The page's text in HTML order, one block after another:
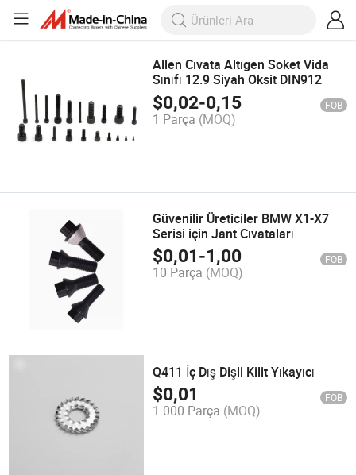
Allen Cıvata Altıgen Soket Vida
Sınıfı 12.9 Siyah Oksit DIN912
$0,02-0,15 FOB
1 Parça (MOQ)
Güvenilir Üreticiler BMW X1-X7
Serisi için Jant Cıvataları
$0,01-1,00 FOB
10 Parça (MOQ)
Q411 İç Dış Dişli Kilit Yıkayıcı
$0,01 FOB
1.000 Parça (MOQ)